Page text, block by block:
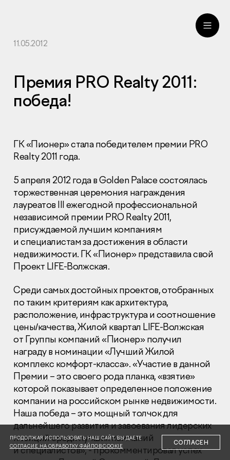
Раскрытие информации
Правовая информация
Сообщить о коррупции
Глaвный oфиc
+7 (495) 502 95 59
Отдел продаж
+7 (495) 641-35-35
Заказать звонок
© 2001-2026 Компания «Пионер»
11.05.2012
Премия PRO Realty 2011:
победа!
ГК «Пионер» стала победителем премии PRO
Realty 2011 года.
5 апреля 2012 года в Golden Palace состоялась
торжественная церемония награждения
лауреатов III ежегодной профессиональной
независимой премии PRO Realty 2011,
присуждаемой лучшим компаниям
и специалистам за достижения в области
недвижимости. ГК «Пионер» представила свой
Проект LIFE-Волжская.
Среди самых достойных проектов, отобранных
по таким критериям как архитектура,
расположение, инфраструктура и соотношение
цены/качества, Жилой квартал LIFE-Волжская
от Группы компаний «Пионер» получил
награду в номинации «Лучший Жилой
комплекс комфорт-класса». «Участие в данной
Премии – это своего рода планка, «взятие»
которой показывает определенное положение
компании на российском рынке недвижимости.
Наша победа – это мощный толчок для
дальнейшего развития и завоевания лидерских
позиций среди лучших компаний
и специалистов», - прокомментировал успех
ПРОДОЛЖАЯ ИСПОЛЬЗОВАТЬ НАШ САЙТ, ВЫ ДАЕТЕ
СОГЛАСИЕ НА ОБРАБОТКУ ФАЙЛОВ COOKIE
СОГЛАСЕН